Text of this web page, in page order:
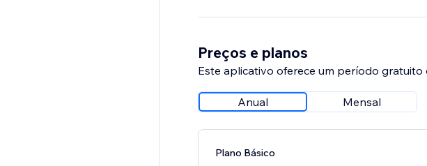
Preços e planos
Este aplicativo oferece um período gratuito
Anual Mensal
Plano Básico